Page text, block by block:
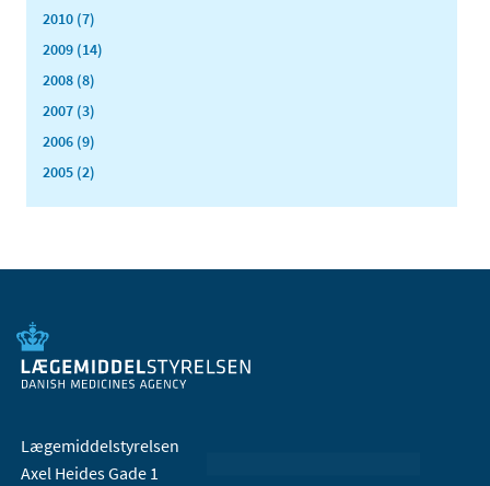
2010 (7)
2009 (14)
2008 (8)
2007 (3)
2006 (9)
2005 (2)
Lægemiddelstyrelsen
Axel Heides Gade 1